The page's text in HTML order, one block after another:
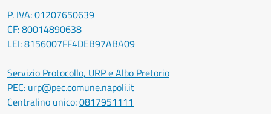
P. IVA: 01207650639
CF: 80014890638
LEI: 8156007FF4DEB97ABA09
Servizio Protocollo, URP e Albo Pretorio
PEC: urp@pec.comune.napoli.it
Centralino unico:0817951111